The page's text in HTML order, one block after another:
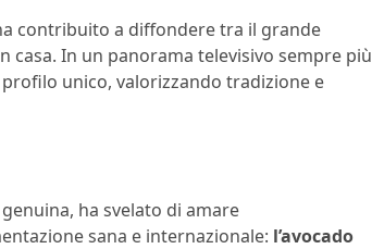
contribuito a diffondere tra il grande
casa. In un panorama televisivo sempre più
unico, valorizzando tradizione e
ha svelato di amare
sana e internazionale: l’avocado